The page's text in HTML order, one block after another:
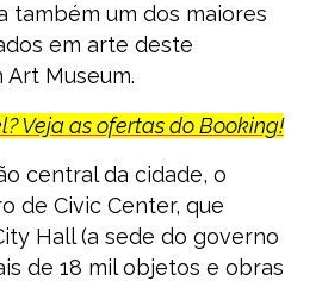
também um dos maiores
em arte deste
Museum.
Veja as ofertas do Booking!
central da cidade, o
de Civic Center, que
Hall (a sede do governo
de 18 mil objetos e obras